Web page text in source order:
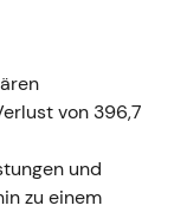
von 396,7
und
zu einem